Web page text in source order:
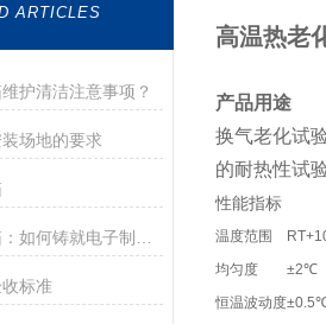
ARTICLES
护清洁注意事项？
场地的要求
标准
高温热老
产品用途
换气老化试
的耐热性试
性能指标
温度范围
均匀度
±2℃
恒温波动度